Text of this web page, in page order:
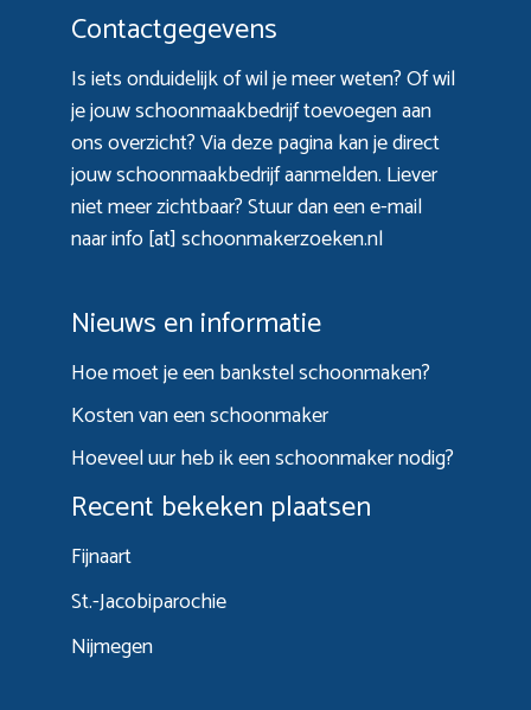
Contactgegevens
Is iets onduidelijk of wil je meer weten? Of wil
je jouw schoonmaakbedrijf toevoegen aan
ons overzicht? Viadeze paginakan je direct
jouw schoonmaakbedrijf aanmelden. Liever
niet meer zichtbaar? Stuur dan een e-mail
naar info [at] schoonmakerzoeken.nl
Nieuws en informatie
Hoe moet je een bankstel schoonmaken?
Kosten van een schoonmaker
Hoeveel uur heb ik een schoonmaker nodig?
Recent bekeken plaatsen
Fijnaart
St.-Jacobiparochie
Nijmegen